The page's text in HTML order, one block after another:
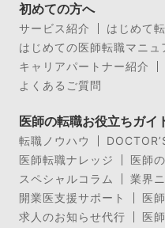
初めての方へ
サービス紹介
はじめて
はじめての医師転職マニュ
キャリアパートナー紹介
よくあるご質問
医師の転職お役立ちガイ
転職ノウハウ
医師転職ナレッジ
医師
スペシャルコラム
業界
開業医支援サポート
医
求人のお知らせ代行
医